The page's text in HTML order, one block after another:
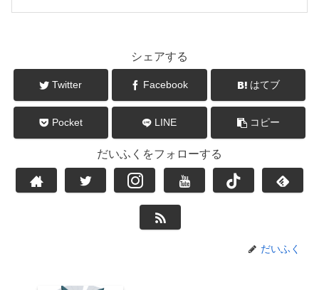
シェアする
Twitter Facebook はてブ
Pocket LINE コピー
だいふくをフォローする
だいふく